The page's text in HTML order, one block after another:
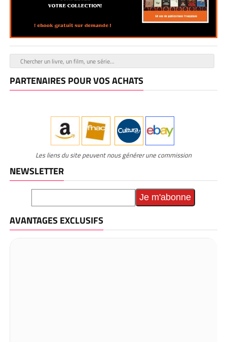
PARTENAIRES POUR VOS ACHATS
Les liens du site peuvent nous générer une commission
NEWSLETTER
AVANTAGES EXCLUSIFS